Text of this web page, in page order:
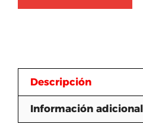
Descripción
Información adicional